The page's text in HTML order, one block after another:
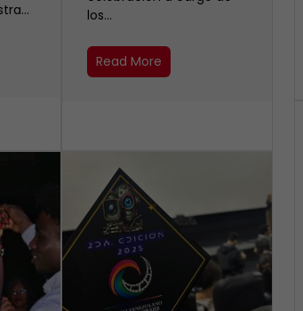
los…
Read More